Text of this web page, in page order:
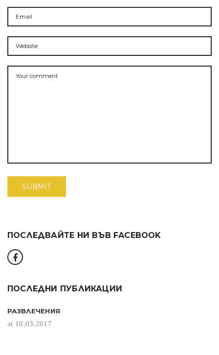
ПОСЛЕДВАЙТЕ НИ ВЪВ FACEBOOK
ПОСЛЕДНИ ПУБЛИКАЦИИ
РАЗВЛЕЧЕНИЯ
at 10.03.2017